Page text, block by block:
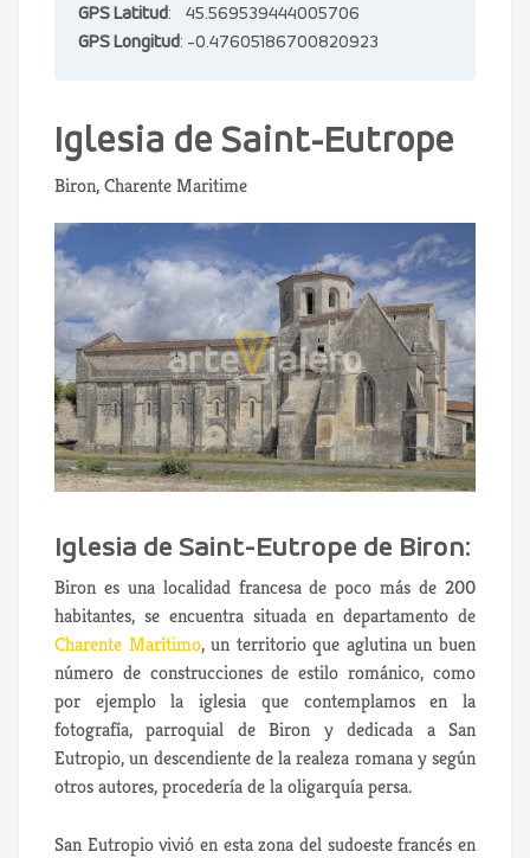
GPS Latitud: 45.569539444005706
GPS Longitud: -0.47605186700820923
Iglesia de Saint-Eutrope
Biron, Charente Maritime
Iglesia de Saint-Eutrope de Biron:
Biron es una localidad francesa de poco más de 200
habitantes, se encuentra situada en departamento de
Charente Marítimo, un territorio que aglutina un buen
número de construcciones de estilo románico, como
por ejemplo la iglesia que contemplamos en la
fotografía, parroquial de Biron y dedicada a San
Eutropio, un descendiente de la realeza romana y según
otros autores, procedería de la oligarquía persa.
San Eutropio vivió en esta zona del sudoeste francés en